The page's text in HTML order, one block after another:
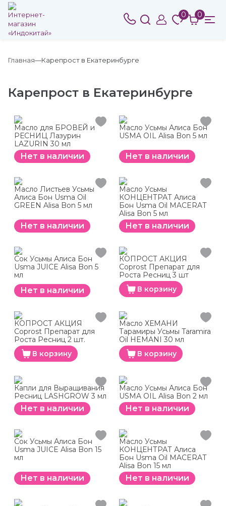
0 0
Главная Карепрост в Екатеринбурге
Карепрост в Екатеринбурге
Масло для БРОВЕЙ и
РЕСНИЦ Лазурин
LAZURIN 30 мл
Нет в наличии
Масло Усьмы Алиса Бон
USMA OIL Alisa Bon 5 мл
Нет в наличии
Масло Листьев Усьмы
Алиса Бон Usma Oil
GREEN Alisa Bon 5 мл
Нет в наличии
Масло Усьмы
КОНЦЕНТРАТ Алиса
Бон Usma Oil MACERAT
Alisa Bon 5 мл
Нет в наличии
Сок Усьмы Алиса Бон
Usma JUICE Alisa Bon 5
мл
Нет в наличии
КОПРОСТ АКЦИЯ
Coprost Препарат для
Роста Ресниц 3 шт
В корзину
КОПРОСТ АКЦИЯ
Coprost Препарат для
Роста Ресниц 2 шт.
В корзину
Масло ХЕМАНИ
Тарамиры Усьмы Taramira
Oil HEMANI 30 мл
В корзину
Капли для Выращивания
Ресниц LASHGROW 3 мл
Нет в наличии
Масло Усьмы Алиса Бон
USMA OIL Alisa Bon 2 мл
Нет в наличии
Сок Усьмы Алиса Бон
Usma JUICE Alisa Bon 15
мл
Нет в наличии
Масло Усьмы
КОНЦЕНТРАТ Алиса
Бон Usma Oil MACERAT
Alisa Bon 15 мл
Нет в наличии